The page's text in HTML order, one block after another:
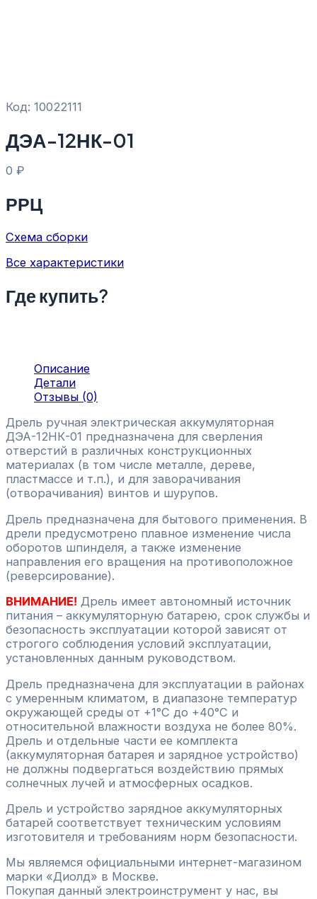
Код: 10022111
ДЭА-12НК-01
0 ₽
РРЦ
Схема сборки
Все характеристики
Где купить?
Описание
Детали
Отзывы (0)
Дрель ручная электрическая аккумуляторная
ДЭА-12НК-01 предназначена для сверления
отверстий в различных конструкционных
материалах (в том числе металле, дереве,
пластмассе и т.п.), и для заворачивания
(отворачивания) винтов и шурупов.
Дрель предназначена для бытового применения. В
дрели предусмотрено плавное изменение числа
оборотов шпинделя, а также изменение
направления его вращения на противоположное
(реверсирование).
ВНИМАНИЕ! Дрель имеет автономный источник
питания – аккумуляторную батарею, срок службы и
безопасность эксплуатации которой зависят от
строгого соблюдения условий эксплуатации,
установленных данным руководством.
Дрель предназначена для эксплуатации в районах
с умеренным климатом, в диапазоне температур
окружающей среды от +1°С до +40°С и
относительной влажности воздуха не более 80%.
Дрель и отдельные части ее комплекта
(аккумуляторная батарея и зарядное устройство)
не должны подвергаться воздействию прямых
солнечных лучей и атмосферных осадков.
Дрель и устройство зарядное аккумуляторных
батарей соответствует техническим условиям
изготовителя и требованиям норм безопасности.
Мы являемся официальными интернет-магазином
марки «Диолд» в Москве.
Покупая данный электроинструмент у нас, вы